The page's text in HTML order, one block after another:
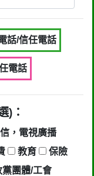
話/信任電話
電話
)：
，電視廣播
教育
保險
團體/工會